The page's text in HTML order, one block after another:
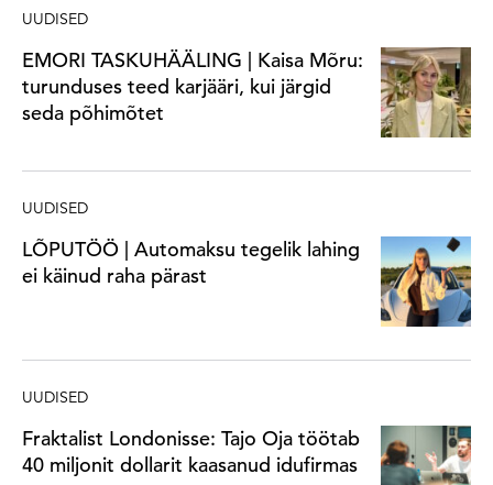
UUDISED
EMORI TASKUHÄÄLING | Kaisa Mõru:
turunduses teed karjääri, kui järgid
seda põhimõtet
UUDISED
LÕPUTÖÖ | Automaksu tegelik lahing
ei käinud raha pärast
UUDISED
Fraktalist Londonisse: Tajo Oja töötab
40 miljonit dollarit kaasanud idufirmas